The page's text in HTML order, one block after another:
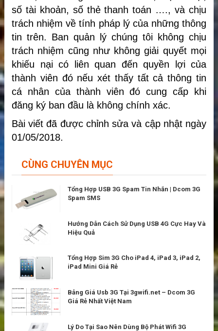
số tài khoản, số thẻ thanh toán …., và chịu
trách nhiệm về tính pháp lý của những thông
tin trên. Ban quản lý chúng tôi không chịu
trách nhiệm cũng như không giải quyết mọi
khiếu nại có liên quan đến quyền lợi của
thành viên đó nếu xét thấy tất cả thông tin
cá nhân của thành viên đó cung cấp khi
đăng ký ban đầu là không chính xác.
Bài viết đã được chỉnh sửa và cập nhật ngày
01/05/2018.
CÙNG CHUYÊN MỤC
Tổng Hợp USB 3G Spam Tin Nhắn | Dcom 3G
Spam SMS
Hướng Dẫn Cách Sử Dụng USB 4G Cực Hay Và
Hiệu Quả
Tổng Hợp Sim 3G Cho iPad 4, iPad 3, iPad 2,
iPad Mini Giá Rẻ
Bảng Giá Usb 3G Tại 3gwifi.net – Dcom 3G
Giá Rẻ Nhất Việt Nam
Lý Do Tại Sao Nên Dùng Bộ Phát Wifi 3G